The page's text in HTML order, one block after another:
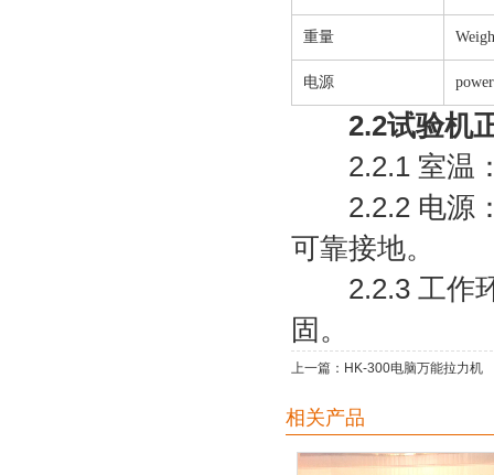
重量
电源 power
2.2试验机正
2.2.1 室温
2.2.2 电源：
可靠接地。
2.2.3 工作环
固。
上一篇： HK-300电脑万能拉力机
相关产品